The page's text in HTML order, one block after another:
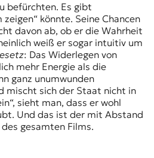
befürchten. Es gibt
könnte. Seine Chancen
davon ab, ob er die Wahrheit
weiß er sogar intuitiv um
: Das Widerlegen von
mehr Energie als die
ganz unumwunden
mischt sich der Staat nicht in
sieht man, dass er wohl
Und das ist der mit Abstand
gesamten Films.